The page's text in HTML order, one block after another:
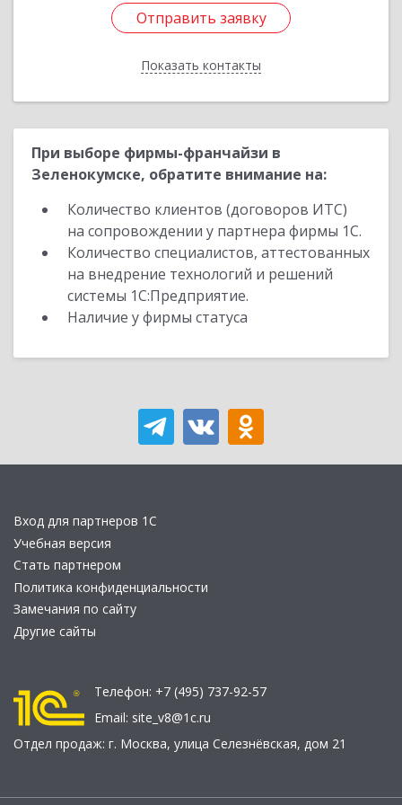
Отправить заявку
Показать контакты
Отправить заявку
Назад
При выборе фирмы-франчайзи в
Зеленокумске, обратите внимание на:
Количество клиентов (договоров ИТС)
на сопровождении у партнера фирмы 1С.
Количество специалистов, аттестованных
на внедрение технологий и решений
системы 1С:Предприятие.
Наличие у фирмы статуса
Вход для партнеров 1С
Учебная версия
Стать партнером
Политика конфиденциальности
Замечания по сайту
Другие сайты
Телефон: +7 (495) 737-92-57
Email: site_v8@1c.ru
Отдел продаж: г. Москва, улица Селезнёвская, дом 21